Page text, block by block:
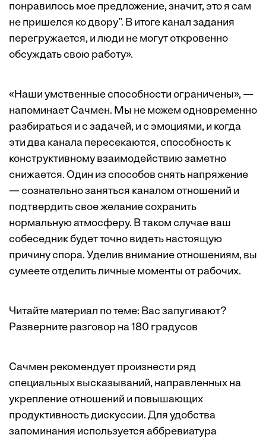
понравилось мое предложение, значит, это я сам
не пришелся ко двору”. В итоге канал задания
перегружается, и люди не могут откровенно
обсуждать свою работу».
«Наши умственные способности ограничены», —
напоминает Сачмен. Мы не можем одновременно
разбираться и с задачей, и с эмоциями, и когда
эти два канала пересекаются, способность к
конструктивному взаимодействию заметно
снижается. Один из способов снять напряжение
— сознательно заняться каналом отношений и
подтвердить свое желание сохранить
нормальную атмосферу. В таком случае ваш
собеседник будет точно видеть настоящую
причину спора. Уделив внимание отношениям, вы
сумеете отделить личные моменты от рабочих.
Читайте материал по теме: Вас запугивают?
Разверните разговор на 180 градусов
Сачмен рекомендует произнести ряд
специальных высказываний, направленных на
укрепление отношений и повышающих
продуктивность дискуссии. Для удобства
запоминания используется аббревиатура